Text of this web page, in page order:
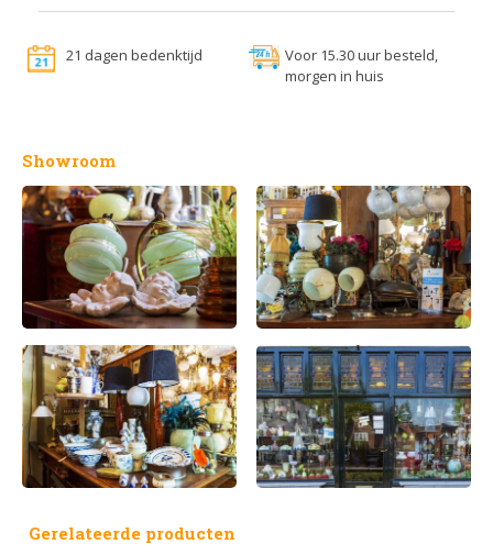
21 dagen bedenktijd
Voor 15.30 uur besteld,
morgen in huis
Showroom
Gerelateerde producten